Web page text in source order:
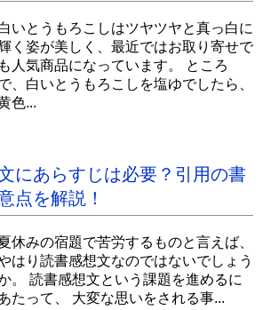
いとうもろこしはツヤツヤと真っ白に
く姿が美しく、最近ではお取り寄せで
も人気商品になっています。 ところ
、白いとうもろこしを塩ゆでしたら、
色...
にあらすじは必要？引用の書
点を解説！
休みの宿題で苦労するものと言えば、
はり読書感想文なのではないでしょう
。 読書感想文という課題を進めるに
たって、 大変な思いをされる事...